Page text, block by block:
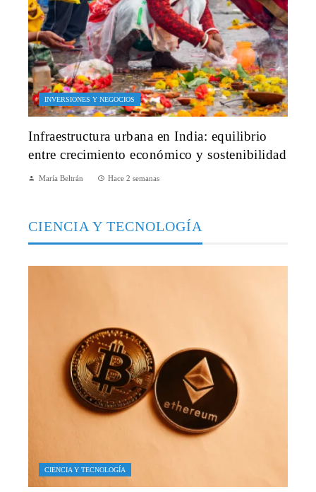
INVERSIONES Y NEGOCIOS
Infraestructura urbana en India: equilibrio
entre crecimiento económico y sostenibilidad
María Beltrán Hace 2 semanas
CIENCIA Y TECNOLOGÍA
CIENCIA Y TECNOLOGÍA